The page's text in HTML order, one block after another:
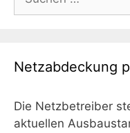
nach:
Netzabdeckung
Die Netzbetreiber
aktuellen